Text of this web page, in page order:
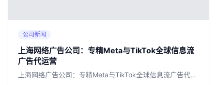
公司新闻
上海网络广告公司：专精Meta与TikTok全球信息流
广告代运营
上海网络广告公司：专精Meta与TikTok全球信息流广告代…